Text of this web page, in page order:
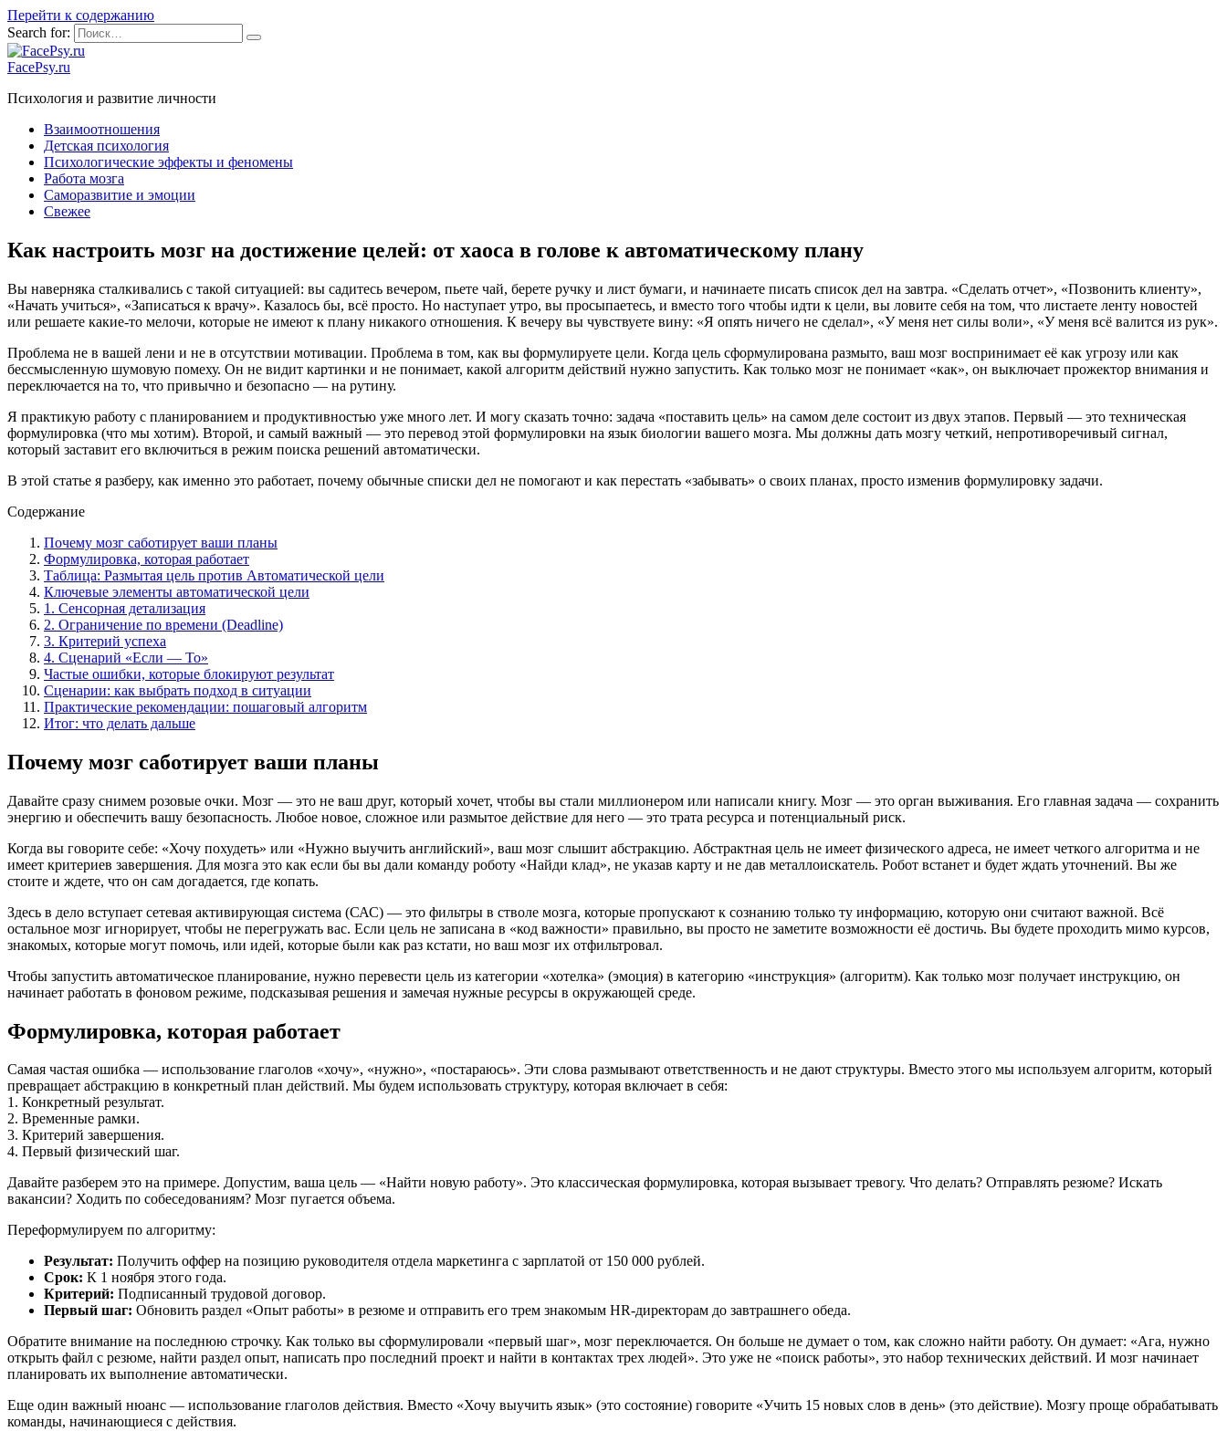
Перейти к содержанию
Search for:
FacePsy.ru
Психология и развитие личности
Взаимоотношения
Детская психология
Психологические эффекты и феномены
Работа мозга
Саморазвитие и эмоции
Свежее
Как настроить мозг на достижение целей: от хаоса в голове к автоматическому плану
Вы наверняка сталкивались с такой ситуацией: вы садитесь вечером, пьете чай, берете ручку и лист бумаги, и начинаете писать список дел на завтра. «Сделать отчет», «Позвонить клиенту»,
«Начать учиться», «Записаться к врачу». Казалось бы, всё просто. Но наступает утро, вы просыпаетесь, и вместо того чтобы идти к цели, вы ловите себя на том, что листаете ленту новостей
или решаете какие-то мелочи, которые не имеют к плану никакого отношения. К вечеру вы чувствуете вину: «Я опять ничего не сделал», «У меня нет силы воли», «У меня всё валится из рук».
Проблема не в вашей лени и не в отсутствии мотивации. Проблема в том, как вы формулируете цели. Когда цель сформулирована размыто, ваш мозг воспринимает её как угрозу или как
бессмысленную шумовую помеху. Он не видит картинки и не понимает, какой алгоритм действий нужно запустить. Как только мозг не понимает «как», он выключает прожектор внимания и
переключается на то, что привычно и безопасно — на рутину.
Я практикую работу с планированием и продуктивностью уже много лет. И могу сказать точно: задача «поставить цель» на самом деле состоит из двух этапов. Первый — это техническая
формулировка (что мы хотим). Второй, и самый важный — это перевод этой формулировки на язык биологии вашего мозга. Мы должны дать мозгу четкий, непротиворечивый сигнал,
который заставит его включиться в режим поиска решений автоматически.
В этой статье я разберу, как именно это работает, почему обычные списки дел не помогают и как перестать «забывать» о своих планах, просто изменив формулировку задачи.
Содержание
Почему мозг саботирует ваши планы
Формулировка, которая работает
Таблица: Размытая цель против Автоматической цели
Ключевые элементы автоматической цели
1. Сенсорная детализация
2. Ограничение по времени (Deadline)
3. Критерий успеха
4. Сценарий «Если — То»
Частые ошибки, которые блокируют результат
Сценарии: как выбрать подход в ситуации
Практические рекомендации: пошаговый алгоритм
Итог: что делать дальше
Почему мозг саботирует ваши планы
Давайте сразу снимем розовые очки. Мозг — это не ваш друг, который хочет, чтобы вы стали миллионером или написали книгу. Мозг — это орган выживания. Его главная задача — сохранить
энергию и обеспечить вашу безопасность. Любое новое, сложное или размытое действие для него — это трата ресурса и потенциальный риск.
Когда вы говорите себе: «Хочу похудеть» или «Нужно выучить английский», ваш мозг слышит абстракцию. Абстрактная цель не имеет физического адреса, не имеет четкого алгоритма и не
имеет критериев завершения. Для мозга это как если бы вы дали команду роботу «Найди клад», не указав карту и не дав металлоискатель. Робот встанет и будет ждать уточнений. Вы же
стоите и ждете, что он сам догадается, где копать.
Здесь в дело вступает сетевая активирующая система (САС) — это фильтры в стволе мозга, которые пропускают к сознанию только ту информацию, которую они считают важной. Всё
остальное мозг игнорирует, чтобы не перегружать вас. Если цель не записана в «код важности» правильно, вы просто не заметите возможности её достичь. Вы будете проходить мимо курсов,
знакомых, которые могут помочь, или идей, которые были как раз кстати, но ваш мозг их отфильтровал.
Чтобы запустить автоматическое планирование, нужно перевести цель из категории «хотелка» (эмоция) в категорию «инструкция» (алгоритм). Как только мозг получает инструкцию, он
начинает работать в фоновом режиме, подсказывая решения и замечая нужные ресурсы в окружающей среде.
Формулировка, которая работает
Самая частая ошибка — использование глаголов «хочу», «нужно», «постараюсь». Эти слова размывают ответственность и не дают структуры. Вместо этого мы используем алгоритм, который
превращает абстракцию в конкретный план действий. Мы будем использовать структуру, которая включает в себя:
1. Конкретный результат.
2. Временные рамки.
3. Критерий завершения.
4. Первый физический шаг.
Давайте разберем это на примере. Допустим, ваша цель — «Найти новую работу». Это классическая формулировка, которая вызывает тревогу. Что делать? Отправлять резюме? Искать
вакансии? Ходить по собеседованиям? Мозг пугается объема.
Переформулируем по алгоритму:
Результат: Получить оффер на позицию руководителя отдела маркетинга с зарплатой от 150 000 рублей.
Срок: К 1 ноября этого года.
Критерий: Подписанный трудовой договор.
Первый шаг: Обновить раздел «Опыт работы» в резюме и отправить его трем знакомым HR-директорам до завтрашнего обеда.
Обратите внимание на последнюю строчку. Как только вы сформулировали «первый шаг», мозг переключается. Он больше не думает о том, как сложно найти работу. Он думает: «Ага, нужно
открыть файл с резюме, найти раздел опыт, написать про последний проект и найти в контактах трех людей». Это уже не «поиск работы», это набор технических действий. И мозг начинает
планировать их выполнение автоматически.
Еще один важный нюанс — использование глаголов действия. Вместо «Хочу выучить язык» (это состояние) говорите «Учить 15 новых слов в день» (это действие). Мозгу проще обрабатывать
команды, начинающиеся с действия.